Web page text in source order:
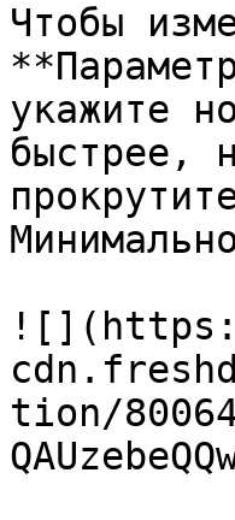
Чтобы
укажите
быстрее,
tion/